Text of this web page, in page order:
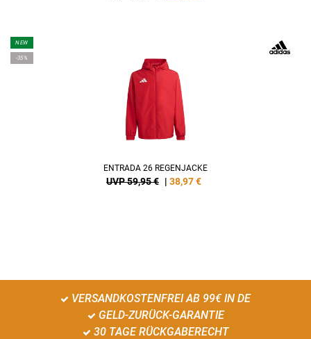
NEW
-35%
ENTRADA 26 REGENJACKE
UVP 59,95 € | 38,97€
VERSANDKOSTENFREI AB 99€ IN DE
GELD-ZURÜCK-GARANTIE
30 TAGE RÜCKGABERECHT